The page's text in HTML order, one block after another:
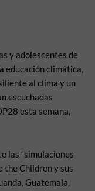
y adolescentes de
educación climática,
al clima y un
escuchadas
esta semana,
las “simulaciones
the Children y sus
Guatemala,